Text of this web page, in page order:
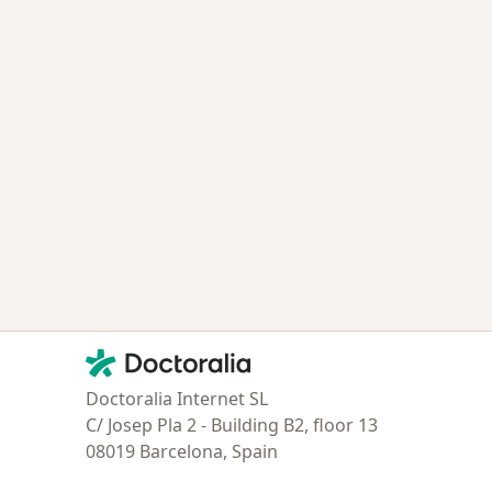
Contacto
Doctoralia - Página de inicio
Doctoralia Internet SL
C/ Josep Pla 2 - Building B2, floor 13
08019 Barcelona, Spain